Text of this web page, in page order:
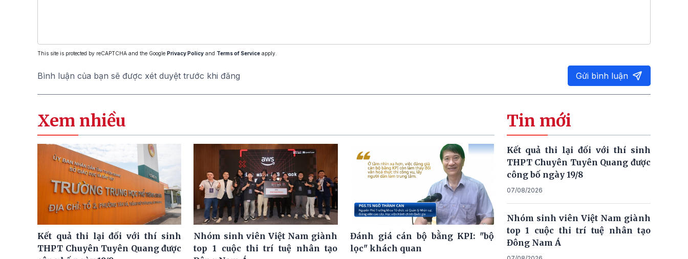
This site is protected by reCAPTCHA and the Google Privacy Policy and Terms of Service apply.
Bình luận của bạn sẽ được xét duyệt trước khi đăng Gửi bình luận
Xem nhiều
Kết quả thi lại đối với thí sinh
THPT Chuyên Tuyên Quang được
Nhóm sinh viên Việt Nam giành
top 1 cuộc thi trí tuệ nhân tạo
Đánh giá cán bộ bằng KPI: "bộ
lọc" khách quan
Tin mới
Kết quả thi lại đối với thí sinh
THPT Chuyên Tuyên Quang được
công bố ngày 19/8
07/08/2026
Nhóm sinh viên Việt Nam giành
top 1 cuộc thi trí tuệ nhân tạo
Đông Nam Á